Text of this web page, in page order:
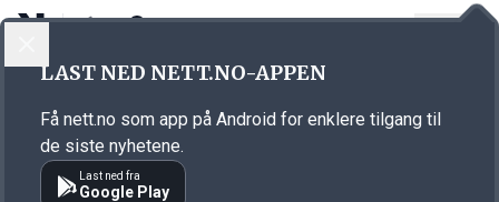
Annonsørinnhold
LAST NED NETT.NO-APPEN
Få nett.no som app på Android for enklere tilgang til
de siste nyhetene.
Last ned fra
Google Play